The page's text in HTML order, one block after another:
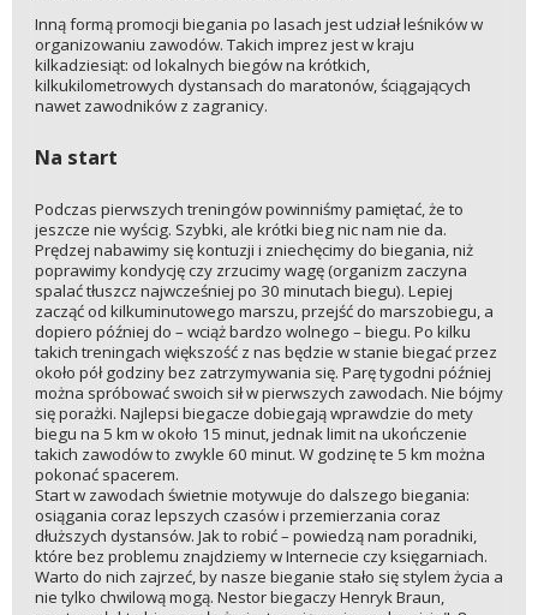
Inną formą promocji biegania po lasach jest udział leśników w
organizowaniu zawodów. Takich imprez jest w kraju
kilkadziesiąt: od lokalnych biegów na krótkich,
kilkukilometrowych dystansach do maratonów, ściągających
nawet zawodników z zagranicy.
Na start
Podczas pierwszych treningów powinniśmy pamiętać, że to
jeszcze nie wyścig. Szybki, ale krótki bieg nic nam nie da.
Prędzej nabawimy się kontuzji i zniechęcimy do biegania, niż
poprawimy kondycję czy zrzucimy wagę (organizm zaczyna
spalać tłuszcz najwcześniej po 30 minutach biegu). Lepiej
zacząć od kilkuminutowego marszu, przejść do marszobiegu, a
dopiero później do – wciąż bardzo wolnego – biegu. Po kilku
takich treningach większość z nas będzie w stanie biegać przez
około pół godziny bez zatrzymywania się. Parę tygodni później
można spróbować swoich sił w pierwszych zawodach. Nie bójmy
się porażki. Najlepsi biegacze dobiegają wprawdzie do mety
biegu na 5 km w około 15 minut, jednak limit na ukończenie
takich zawodów to zwykle 60 minut. W godzinę te 5 km można
pokonać spacerem.
Start w zawodach świetnie motywuje do dalszego biegania:
osiągania coraz lepszych czasów i przemierzania coraz
dłuższych dystansów. Jak to robić – powiedzą nam poradniki,
które bez problemu znajdziemy w Internecie czy księgarniach.
Warto do nich zajrzeć, by nasze bieganie stało się stylem życia a
nie tylko chwilową mogą. Nestor biegaczy Henryk Braun,